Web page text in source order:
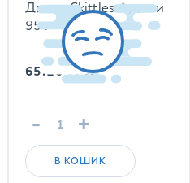
Драже Skittles Фрукти
95 г
65.10ГРН
- +
В КОШИК